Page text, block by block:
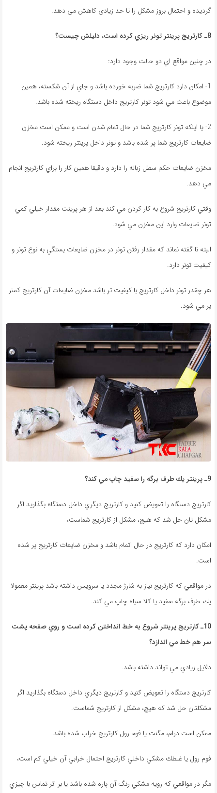
0
گردیده و احتمال بروز مشکل را تا حد زیادی کاهش می دهد.
8ـ كارتريج پرينتر تونر ريزي كرده است، دليلش چیست؟
در چنين مواقع اي دو حالت وجود دارد:
1- امکان دارد كارتريج شما ضربه خورده باشد و جاي از آن شكسته، همين
موضوع باعث مي شود تونر كارتريج داخل دستگاه ريخته شده باشد.
2- یا اينكه تونر كارتريج شما در حال تمام شدن است و ممكن است مخزن
ضايعات كارتريج شما پر شده باشد و تونر داخل پرينتر ريخته شود.
مخزن ضايعات حكم سطل زباله را دارد و دقيقا همين كار را براي كارتريج انجام
مي دهد.
وقتي كارتريج شروع به كار كردن مي كند بعد از هر پرينت مقدار خيلي كمي
تونر ضايعات وارد اين مخزن مي شود.
البته نا گفته نماند كه مقدار رفتن تونر در مخزن ضايعات بستگي به نوع تونر و
كيفيت تونر دارد.
هر چقدر تونر داخل كارتريج با كيفيت تر باشد مخزن ضايعات آن كارتريج كمتر
پر مي شود.
9ـ پرينتر يك طرف برگه را سفيد چاپ ميكند؟
كارتريج دستگاه را تعويض كنيد و كارتريج ديگري داخل دستگاه بگذاريد اگر
مشكل تان حل شد كه هيچ، مشكل از كارتريج شماست،
امکان دارد كه كارتريج در حال اتمام باشد و مخزن ضايعات كارتريج پر شده
است.
در مواقعي كه كارتريج نياز به شارژ مجدد يا سرويس داشته باشد پرينتر معمولا
يك طرف برگه سفيد يا كلا سياه چاپ مي كند.
10ـ کارتريجپرينتر شروع به خط انداختن كرده است و روي صفحه پشت
سر هم خط مياندازد؟
دلايل زيادي مي تواند داشته باشد.
كارتريج دستگاه را تعويض كنيد و كارتريج ديگري داخل دستگاه بگذاريد اگر
مشكلتان حل شد كه هيچ، مشكل از كارتريج شماست.
ممكن است درام، مگنت یا فوم رول كارتريج خراب شده باشد.
فوم رول يا غلطك مشكي داخلي كارتريج احتمال خرابي آن خيلي كم است،
مگر در مواقعي كه رويه مشكي رنگ آن پاره شده باشد يا بر اثر تماس با چيزي